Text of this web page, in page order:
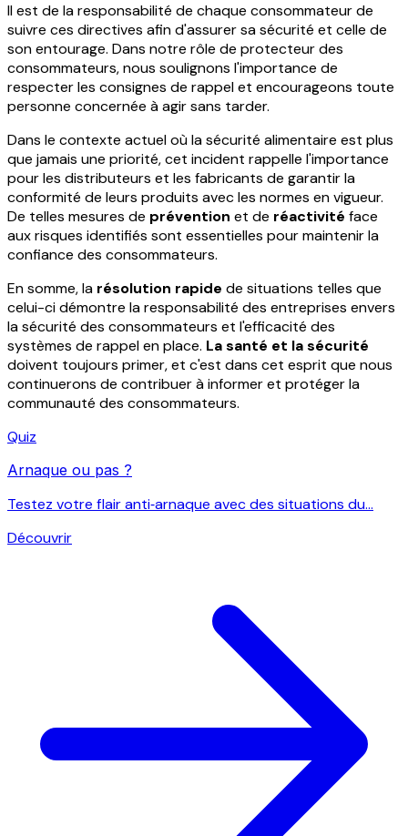
Il est de la responsabilité de chaque consommateur de
suivre ces directives afin d'assurer sa sécurité et celle de
son entourage. Dans notre rôle de protecteur des
consommateurs, nous soulignons l'importance de
respecter les consignes de rappel et encourageons toute
personne concernée à agir sans tarder.
Dans le contexte actuel où la sécurité alimentaire est plus
que jamais une priorité, cet incident rappelle l'importance
pour les distributeurs et les fabricants de garantir la
conformité de leurs produits avec les normes en vigueur.
De telles mesures de prévention et de réactivité face
aux risques identifiés sont essentielles pour maintenir la
confiance des consommateurs.
En somme, la résolution rapide de situations telles que
celui-ci démontre la responsabilité des entreprises envers
la sécurité des consommateurs et l'efficacité des
systèmes de rappel en place. La santé et la sécurité
doivent toujours primer, et c'est dans cet esprit que nous
continuerons de contribuer à informer et protéger la
communauté des consommateurs.
Quiz
Arnaque ou pas ?
Testez votre flair anti‑arnaque avec des situations du...
Découvrir